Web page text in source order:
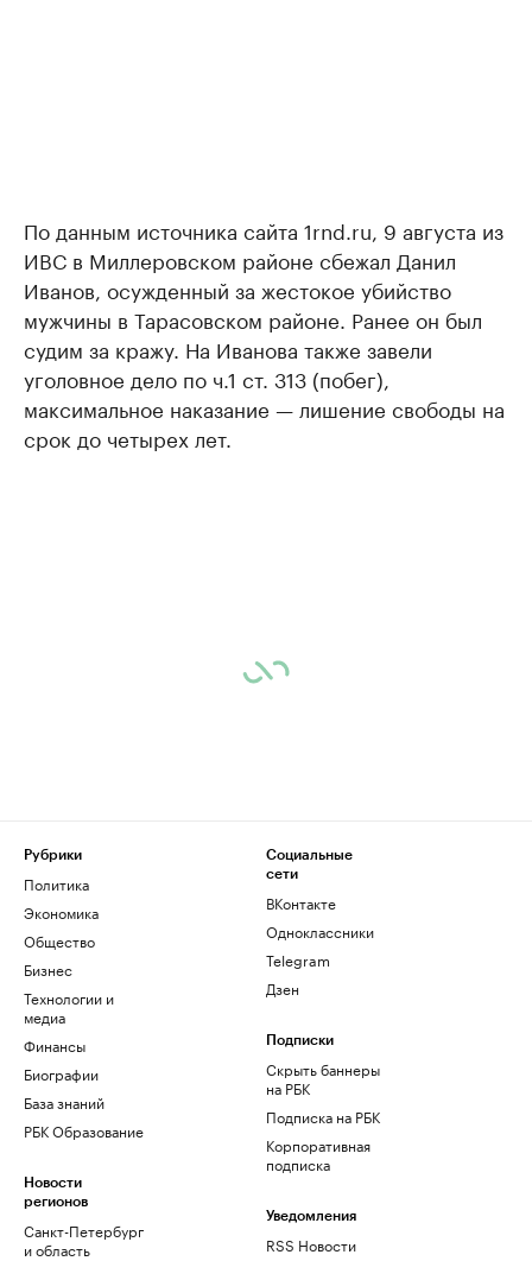
По данным источника сайта 1rnd.ru, 9 августа из
ИВС в Миллеровском районе сбежал Данил
Иванов, осужденный за жестокое убийство
мужчины в Тарасовском районе. Ранее он был
судим за кражу. На Иванова также завели
уголовное дело по ч.1 ст. 313 (побег),
максимальное наказание — лишение свободы на
срок до четырех лет.
Рубрики
Политика
Экономика
Общество
Бизнес
Технологии и
медиа
Финансы
Биографии
База знаний
РБК Образование
Новости
регионов
Санкт-Петербург
и область
Социальные
сети
ВКонтакте
Одноклассники
Telegram
Дзен
Подписки
Скрыть баннеры
на РБК
Подписка на РБК
Корпоративная
подписка
Уведомления
RSS Новости